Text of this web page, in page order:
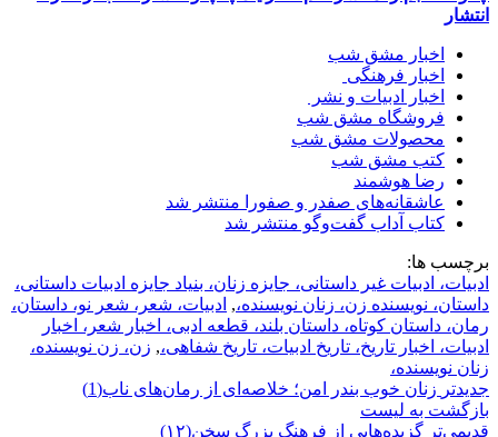
انتشار
اخبار مشق شب
اخبار فرهنگی
اخبار ادبیات و نشر
فروشگاه مشق شب
محصولات مشق شب
کتب مشق شب
رضا هوشمند
عاشقانه‌های صفدر و صفورا منتشر شد
کتاب آداب گفت‌و‌گو منتشر شد
برچسب ها:
ادبیات، ادبیات غیر داستانی، جایزه زنان، بنیاد جایزه ادبیات داستانی،
داستان، نویسنده زن، زنان نویسنده،, ادبیات، شعر، شعر نو، داستان،
رمان، داستان کوتاه، داستان بلند، قطعه ادبی، اخبار شعر، اخبار
ادبیات، اخبار تاریخ، تاریخ ادبیات، تاریخ شفاهی،, زن، زن نویسنده،
زنان نویسنده،
جدیدتر زنان خوب بندر امن؛ خلاصه‌ای از رمان‌های ناب(1)
بازگشت بە لیست
قدیمی‌تر ️گزیده‌هایی از فرهنگ بزرگ سخن(۱۲)